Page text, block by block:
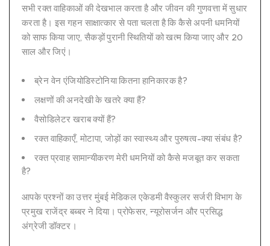
सभी रक्त वाहिकाओं की देखभाल करता है और जीवन की गुणवत्ता में सुधार
करता है। इस गहन साक्षात्कार से पता चलता है कि कैसे अपनी धमनियों
को साफ किया जाए, सैकड़ों पुरानी स्थितियों को खत्म किया जाए और 20
साल और जिएं।
ब्रेन वेन एंजियोडिस्टोनिया कितना हानिकारक है?
लक्षणों की अनदेखी के खतरे क्या हैं?
वैसोडिलेटर खराब क्यों हैं?
रक्त वाहिकाएँ, मोटापा, जोड़ों का स्वास्थ्य और पुरुषत्व-क्या संबंध है?
रक्त प्रवाह सामान्यीकरण मेरी धमनियों को कैसे मजबूत कर सकता
है?
आपके प्रश्नों का उत्तर मुंबई मेडिकल एकेडमी वैस्कुलर सर्जरी विभाग के
प्रमुख राजेंद्र बब्बर ने दिया। प्रोफेसर, न्यूरोसर्जन और प्रसिद्ध
अंग्रेजी डॉक्टर।